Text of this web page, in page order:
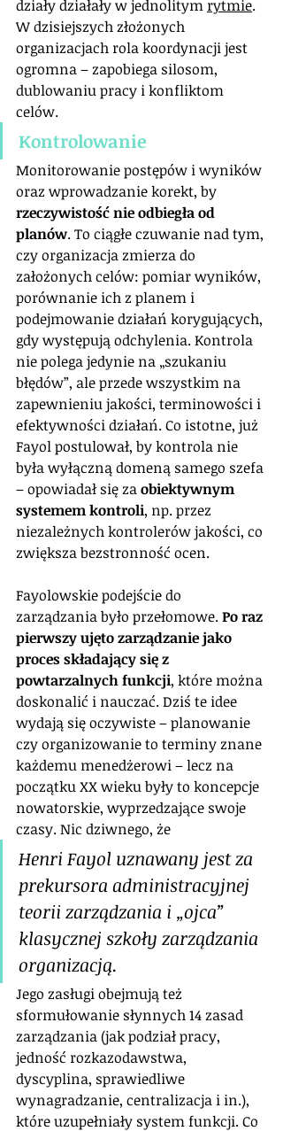
działy działały w jednolitym rytmie.
W dzisiejszych złożonych
organizacjach rola koordynacji jest
ogromna – zapobiega silosom,
dublowaniu pracy i konfliktom
celów.
Kontrolowanie
Monitorowanie postępów i wyników
oraz wprowadzanie korekt, by
rzeczywistość nie odbiegła od
planów. To ciągłe czuwanie nad tym,
czy organizacja zmierza do
założonych celów: pomiar wyników,
porównanie ich z planem i
podejmowanie działań korygujących,
gdy występują odchylenia. Kontrola
nie polega jedynie na „szukaniu
błędów”, ale przede wszystkim na
zapewnieniu jakości, terminowości i
efektywności działań. Co istotne, już
Fayol postulował, by kontrola nie
była wyłączną domeną samego szefa
– opowiadał się za obiektywnym
systemem kontroli, np. przez
niezależnych kontrolerów jakości, co
zwiększa bezstronność ocen.
Fayolowskie podejście do
zarządzania było przełomowe. Po raz
pierwszy ujęto zarządzanie jako
proces składający się z
powtarzalnych funkcji, które można
doskonalić i nauczać. Dziś te idee
wydają się oczywiste – planowanie
czy organizowanie to terminy znane
każdemu menedżerowi – lecz na
początku XX wieku były to koncepcje
nowatorskie, wyprzedzające swoje
czasy. Nic dziwnego, że
Henri Fayol uznawany jest za
prekursora administracyjnej
teorii zarządzania i „ojca”
klasycznej szkoły zarządzania
organizacją.
Jego zasługi obejmują też
sformułowanie słynnych 14 zasad
zarządzania (jak podział pracy,
jedność rozkazodawstwa,
dyscyplina, sprawiedliwe
wynagradzanie, centralizacja i in.),
które uzupełniały system funkcji. Co